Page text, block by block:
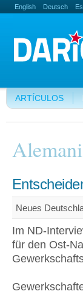
English Deutsch
ARTÍCULOS
Neues
Im ND-
für den Ost-